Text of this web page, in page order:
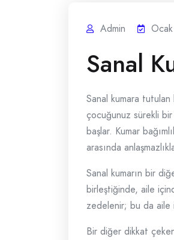
Admin
Sanal
Sanal kumara
çocuğunuz sürekli
başlar. Kumar
arasında
Sanal kumarın bir
birleştiğinde, aile
zedelenir; bu da aile
Bir diğer dikkat